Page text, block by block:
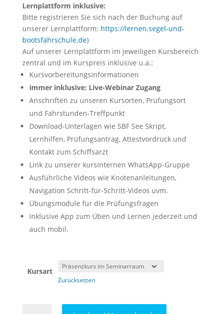
Lernplattform inklusive:
Bitte registrieren Sie sich nach der Buchung auf
unserer Lernplattform: https://lernen.segel-und-
bootsfahrschule.de)
Auf unserer Lernplattform im jeweiligen Kursbereich
zentral und im Kurspreis inklusive u.a.:
Kursvorbereitungsinformationen
immer inklusive: Live-Webinar Zugang
Anschriften zu unseren Kursorten, Prüfungsort
und Fahrstunden-Treffpunkt
Download-Unterlagen wie SBF See Skript,
Lernhilfen, Prüfungsantrag, Attestvordruck und
Kontakt zum Schiffsarzt
Link zu unserer kursinternen WhatsApp-Gruppe
Ausführliche Videos wie Knotenanleitungen,
Navigation Schritt-für-Schritt-Videos uvm.
Übungsmodule für die Prüfungsfragen
inklusive App zum Üben und Lernen jederzeit und
auch mobil.
Kursart
Zurücksetzen